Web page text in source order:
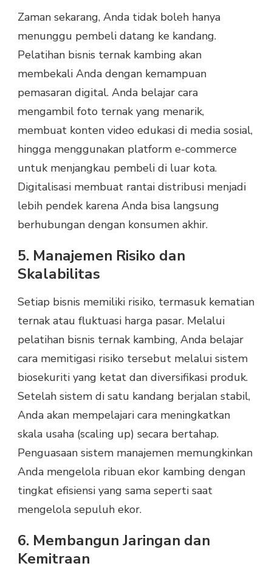
Zaman sekarang, Anda tidak boleh hanya
menunggu pembeli datang ke kandang.
Pelatihan bisnis ternak kambing akan
membekali Anda dengan kemampuan
pemasaran digital. Anda belajar cara
mengambil foto ternak yang menarik,
membuat konten video edukasi di media sosial,
hingga menggunakan platform e-commerce
untuk menjangkau pembeli di luar kota.
Digitalisasi membuat rantai distribusi menjadi
lebih pendek karena Anda bisa langsung
berhubungan dengan konsumen akhir.
5. Manajemen Risiko dan
Skalabilitas
Setiap bisnis memiliki risiko, termasuk kematian
ternak atau fluktuasi harga pasar. Melalui
pelatihan bisnis ternak kambing, Anda belajar
cara memitigasi risiko tersebut melalui sistem
biosekuriti yang ketat dan diversifikasi produk.
Setelah sistem di satu kandang berjalan stabil,
Anda akan mempelajari cara meningkatkan
skala usaha (scaling up) secara bertahap.
Penguasaan sistem manajemen memungkinkan
Anda mengelola ribuan ekor kambing dengan
tingkat efisiensi yang sama seperti saat
mengelola sepuluh ekor.
6. Membangun Jaringan dan
Kemitraan